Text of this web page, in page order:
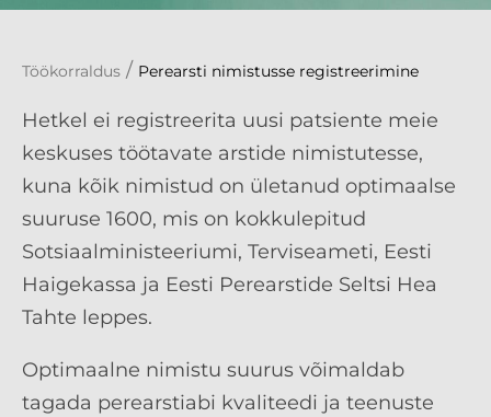
Töökorraldus / Perearsti nimistusse registreerimine
Hetkel ei registreerita uusi patsiente meie
keskuses töötavate arstide nimistutesse,
kuna kõik nimistud on ületanud optimaalse
suuruse 1600, mis on kokkulepitud
Sotsiaalministeeriumi, Terviseameti, Eesti
Haigekassa ja Eesti Perearstide Seltsi Hea
Tahte leppes.
Optimaalne nimistu suurus võimaldab
tagada perearstiabi kvaliteedi ja teenuste